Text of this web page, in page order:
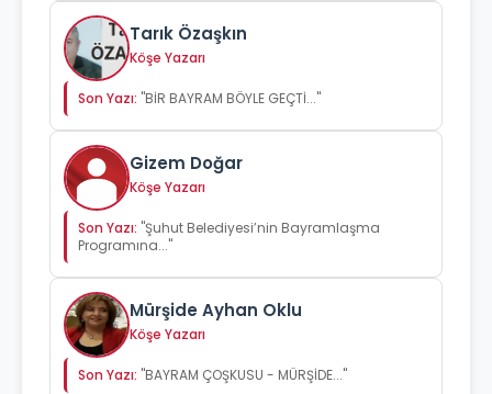
Tarık Özaşkın
Köşe Yazarı
Son Yazı: "BİR BAYRAM BÖYLE GEÇTİ..."
Gizem Doğar
Köşe Yazarı
Son Yazı: "Şuhut Belediyesi’nin Bayramlaşma
Programına..."
Mürşide Ayhan Oklu
Köşe Yazarı
Son Yazı: "BAYRAM ÇOŞKUSU - MÜRŞİDE..."